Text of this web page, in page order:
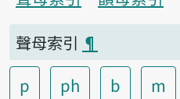
聲母索引 ¶
p
ph b m